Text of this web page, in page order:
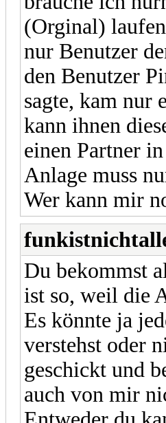
(Orginal)
nur Benutzer
den Benutzer
sagte, kam nur
kann ihnen
einen Partner
Anlage muss
Wer kann mir
Du bekommst
ist so, weil die
Es könnte ja
verstehst oder
geschickt und
auch von mir